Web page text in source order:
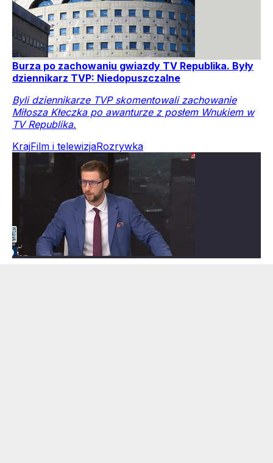
Burza po zachowaniu gwiazdy TV Republika. Były
dziennikarz TVP: Niedopuszczalne
Byli dziennikarze TVP skomentowali zachowanie
Miłosza Kłeczka po awanturze z posłem Wnukiem w
TV Republika.
KrajFilm i telewizjaRozrywka